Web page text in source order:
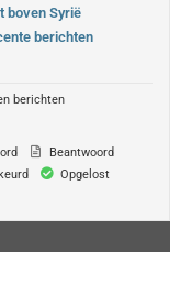
boven Syrië
berichten
berichten
Beantwoord
Opgelost